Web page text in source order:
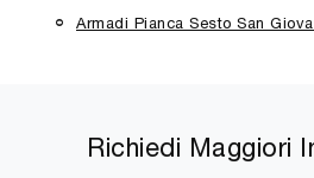
Armadi Pianca Sesto San
Richiedi Maggiori